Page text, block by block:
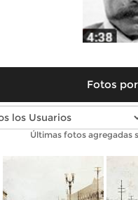
Fotos
Fotos antiguas
Últimas fotos agregadas